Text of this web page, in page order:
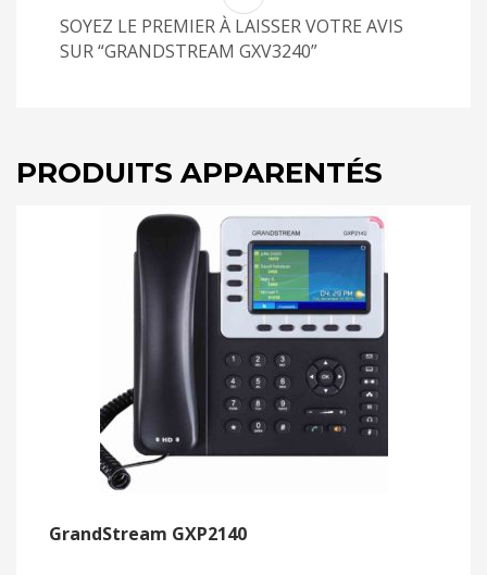
SOYEZ LE PREMIER À LAISSER VOTRE AVIS
SUR “GRANDSTREAM GXV3240”
PRODUITS APPARENTÉS
GrandStream GXP2140